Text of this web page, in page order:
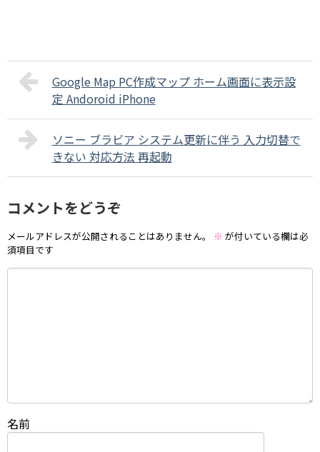
Google Map PC作成マップ ホーム画面に表示設
定 Andoroid iPhone
ソニー ブラビア システム更新に伴う 入力切替で
きない 対応方法 再起動
コメントをどうぞ
メールアドレスが公開されることはありません。 ※ が付いている欄は必
須項目です
名前